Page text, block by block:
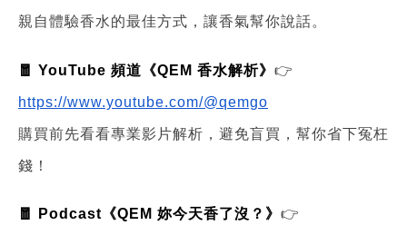
親自體驗香水的最佳方式，讓香氣幫你說話。
🧧 YouTube 頻道《QEM 香水解析》 👉
https://www.youtube.com/@qemgo
購買前先看看專業影片解析，避免盲買，幫你省下冤枉
錢！
🧧 Podcast《QEM 妳今天香了沒？》 👉